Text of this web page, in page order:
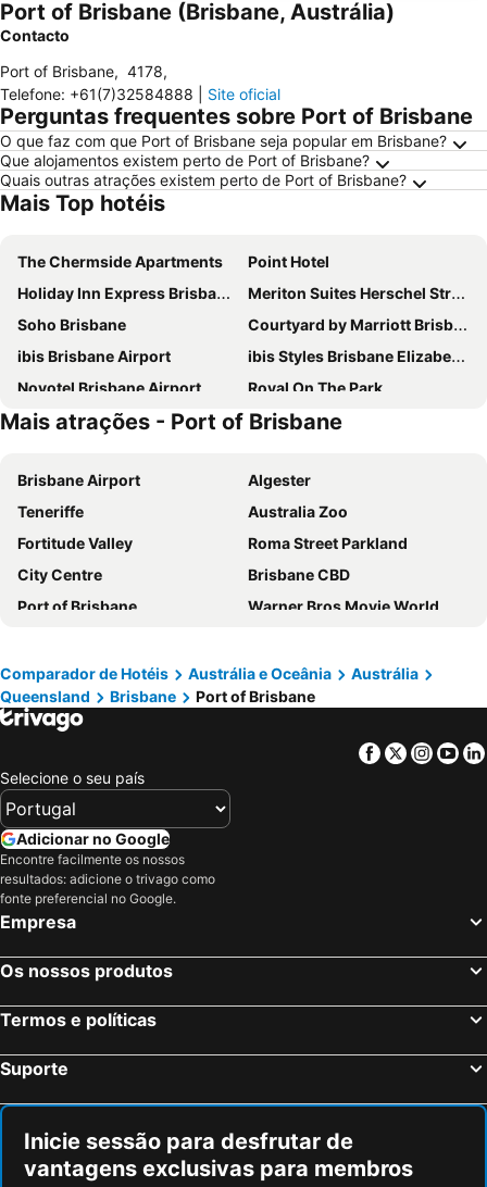
Port of Brisbane (Brisbane, Austrália)
Contacto
Port of Brisbane, 4178,
Telefone: +61(7)32584888 Site oficial
Perguntas frequentes sobre Port of Brisbane
O que faz com que Port of Brisbane seja popular em Brisbane?
Que alojamentos existem perto de Port of Brisbane?
Quais outras atrações existem perto de Port of Brisbane?
Mais Top hotéis
The Chermside Apartments
Point Hotel
Holiday Inn Express Brisbane Central By Ihg
Meriton Suites Herschel Street, Brisbane
Soho Brisbane
Courtyard by Marriott Brisbane South Bank
ibis Brisbane Airport
ibis Styles Brisbane Elizabeth Street
Novotel Brisbane Airport
Royal On The Park
Great Southern Hotel Brisbane
Brisbane International Virginia
Riverside Hotel Southbank
Four Points by Sheraton Brisbane
Brisbane Marriott Hotel
Ovolo The Valley
View Brisbane
The Alva Hotel Brisbane, Vignette Collection by IHG
Mantra on the Quay
Mais atrações - Port of Brisbane
Brisbane Airport
Algester
Teneriffe
Australia Zoo
Fortitude Valley
Roma Street Parkland
City Centre
Brisbane CBD
Port of Brisbane
Warner Bros Movie World
Lytton
Wynnum
Pinkenba
Manly
Wynnum West
Lota
Brisbane Airtrain
Eagle Farm
Tingalpa
Ransome
Bowen Hills
Wooloowin
The Gap
Salisbury
Helensvale
Kuraby
Coolum Beach
Comparador de Hotéis Austrália e Oceânia
Austrália
Queensland
Brisbane Port of Brisbane
Facebook
Twitter
Selecione o seu país
Adicionar no Google
Encontre facilmente os nossos
resultados: adicione o trivago como
fonte preferencial no Google.
Empresa
Os nossos produtos
Termos e políticas
Suporte
Inicie sessão para desfrutar de
vantagens exclusivas para membros